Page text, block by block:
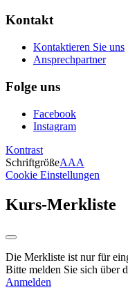
Kontakt
Kontaktieren Sie uns
Ansprechpartner
Folge uns
Facebook
Instagram
Kontrast
SchriftgrößeAAA
Cookie Einstellungen
Kurs-Merkliste
Die Merkliste ist nur für
Bitte melden Sie sich über
Anmelden